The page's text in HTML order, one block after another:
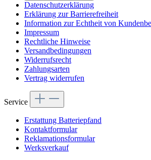
Datenschutzerklärung
Erklärung zur Barrierefreiheit
Information zur Echtheit von
Impressum
Rechtliche Hinweise
Versandbedingungen
Widerrufsrecht
Zahlungsarten
Vertrag widerrufen
Service
Erstattung Batteriepfand
Kontaktformular
Reklamationsformular
Werksverkauf